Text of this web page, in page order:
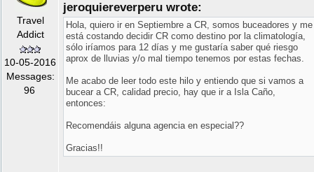
Travel
Addict
10-05-2016
Messages:
96
jeroquiereverperu wrote:
Hola, quiero ir en Septiembre a CR, somos buceadores y me
está costando decidir CR como destino por la climatología,
sólo iríamos para 12 días y me gustaría saber qué riesgo
aprox de lluvias y/o mal tiempo tenemos por estas fechas.
Me acabo de leer todo este hilo y entiendo que si vamos a
bucear a CR, calidad precio, hay que ir a Isla Caño,
entonces:
Recomendáis alguna agencia en especial??
Gracias!!